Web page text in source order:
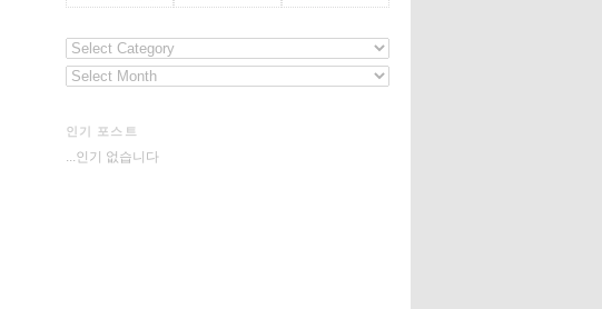
인기 포스트
...인기 없습니다